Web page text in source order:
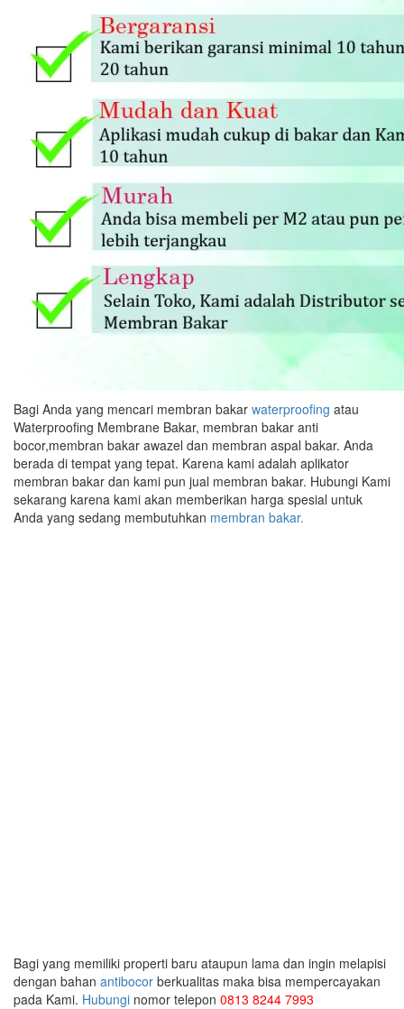
Bagi Anda yang mencari membran bakar waterproofing atau
Waterproofing Membrane Bakar, membran bakar anti
bocor,membran bakar awazel dan membran aspal bakar. Anda
berada di tempat yang tepat. Karena kami adalah aplikator
membran bakar dan kami pun jual membran bakar. Hubungi Kami
sekarang karena kami akan memberikan harga spesial untuk
Anda yang sedang membutuhkan membran bakar.
Bagi yang memiliki properti baru ataupun lama dan ingin melapisi
dengan bahan antibocor berkualitas maka bisa mempercayakan
pada Kami. Hubungi nomor telepon 0813 8244 7993